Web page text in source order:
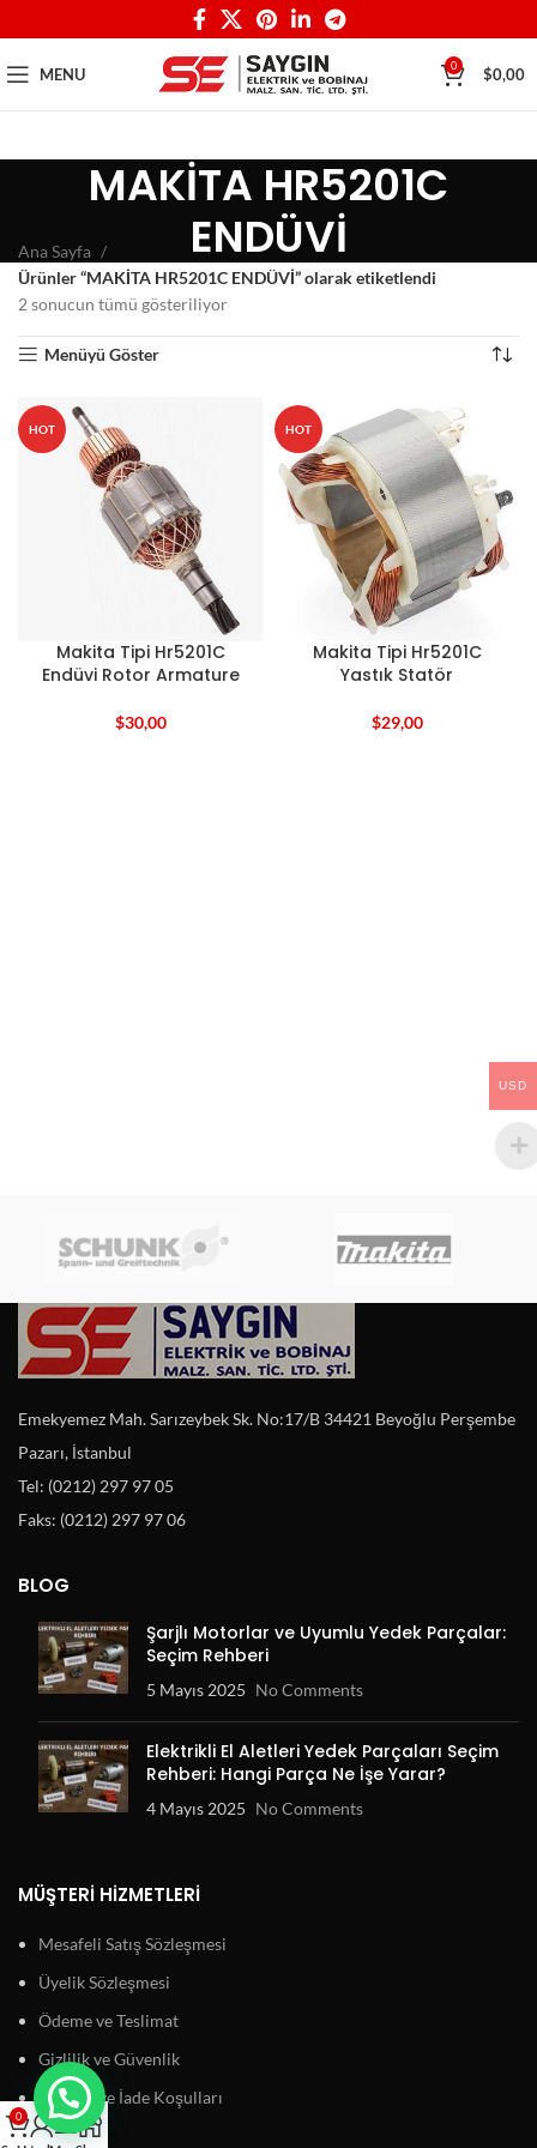
MENU 0 $0,00
MAKİTA HR5201C
ENDÜVİ
Ana Sayfa
Ürünler “MAKİTA HR5201C ENDÜVİ” olarak etiketlendi
2 sonucun tümü gösteriliyor
Menüyü Göster
HOT
Makita Tipi Hr5201C
Endüvi Rotor Armature
$30,00
HOT
Makita Tipi Hr5201C
Yastık Statör
$29,00
Emekyemez Mah. Sarızeybek Sk. No:17/B 34421 Beyoğlu Perşembe
Pazarı, İstanbul
Tel: (0212) 297 97 05
Faks: (0212) 297 97 06
BLOG
Şarjlı Motorlar ve Uyumlu Yedek Parçalar:
Seçim Rehberi
5 Mayıs 2025 No Comments
Elektrikli El Aletleri Yedek Parçaları Seçim
Rehberi: Hangi Parça Ne İşe Yarar?
4 Mayıs 2025 No Comments
MÜŞTERI HIZMETLERI
Mesafeli Satış Sözleşmesi
Üyelik Sözleşmesi
Ödeme ve Teslimat
Gizlilik ve Güvenlik
Garanti ve İade Koşulları
USD
0